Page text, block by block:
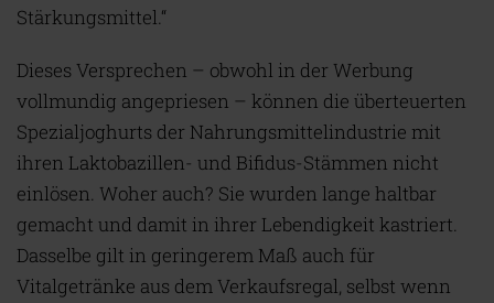
Stärkungsmittel.“
Dieses Versprechen – obwohl in der Werbung
vollmundig angepriesen – können die überteuerten
Spezialjoghurts der Nahrungsmittelindustrie mit
ihren Laktobazillen- und Bifidus-Stämmen nicht
einlösen. Woher auch? Sie wurden lange haltbar
gemacht und damit in ihrer Lebendigkeit kastriert.
Dasselbe gilt in geringerem Maß auch für
Vitalgetränke aus dem Verkaufsregal, selbst wenn